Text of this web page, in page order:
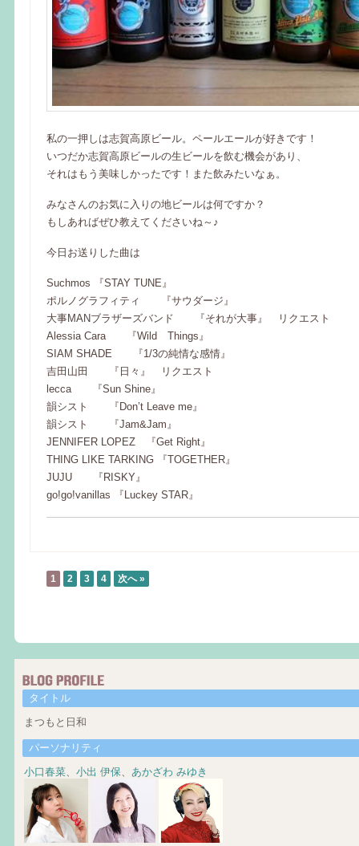
私の一押しは志賀高原ビール。ペールエールが好きです！
いつだか志賀高原ビールの生ビールを飲む機会があり、
それはもう美味しかったです！また飲みたいなぁ。
みなさんのお気に入りの地ビールは何ですか？
もしあればぜひ教えてくださいね～♪
今日お送りした曲は
Suchmos 『STAY TUNE』
ポルノグラフィティ 『サウダージ』
大事MANブラザーズバンド 『それが大事』 リクエスト
Alessia Cara 『Wild Things』
SIAM SHADE 『1/3の純情な感情』
吉田山田 『日々』 リクエスト
lecca 『Sun Shine』
韻シスト 『Don’t Leave me』
韻シスト 『Jam&Jam』
JENNIFER LOPEZ 『Get Right』
THING LIKE TARKING 『TOGETHER』
JUJU 『RISKY』
go!go!vanillas 『Luckey STAR』
1 2 3 4 次へ »
タイトル
まつもと日和
パーソナリティ
小口春菜、 小出 伊保、 あかざわ みゆき